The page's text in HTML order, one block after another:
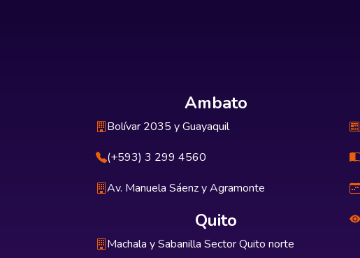
Ambato
Bolívar 2035 y Guayaquil
(+593) 3 299 4560
Av. Manuela Sáenz y Agramonte
Quito
Machala y Sabanilla Sector Quito norte